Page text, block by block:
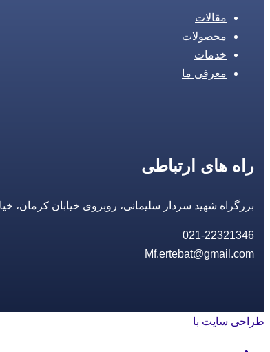
مقالات
محصولات
خدمات
معرفی ما
راه های ارتباطی
بزرگراه شهید سردار سلیمانی، روبروی خیابان کرمان، خیابان هدایتی،
021-22321346
Mf.ertebat@gmail.com
طراحی سایت با